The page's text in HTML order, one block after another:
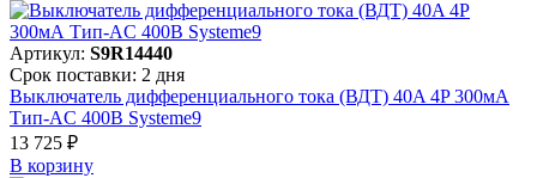
Артикул: S9R14440
Срок поставки: 2 дня
Выключатель дифференциального тока (ВДТ) 40A 4P 300мА
Тип-AC 400В Systeme9
13 725 ₽
В корзинy